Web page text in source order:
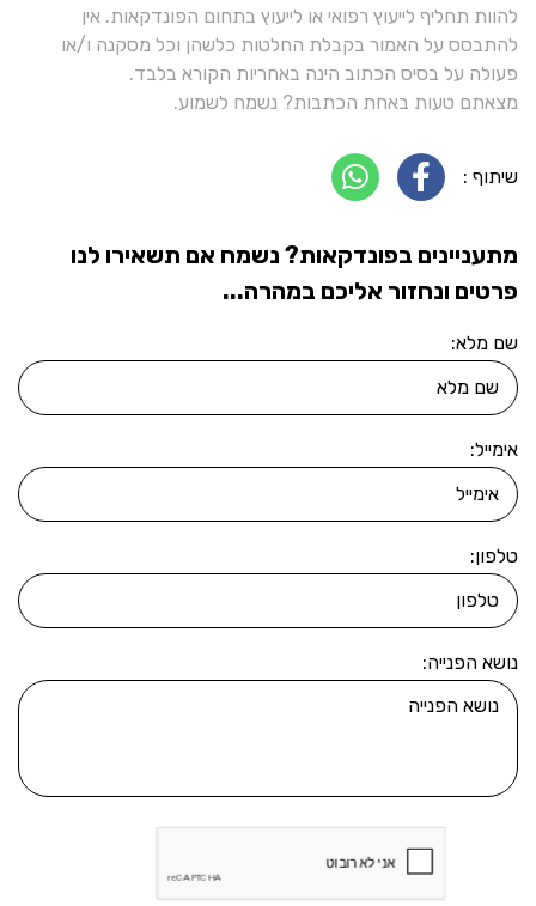
להוות תחליף לייעוץ רפואי או לייעוץ בתחום הפונדקאות. אין
להתבסס על האמור בקבלת החלטות כלשהן וכל מסקנה ו/או
פעולה על בסיס הכתוב הינה באחריות הקורא בלבד.
מצאתם טעות באחת הכתבות? נשמח לשמוע.
שיתוף :
מתעניינים בפונדקאות? נשמח אם תשאירו לנו
פרטים ונחזור אליכם במהרה...
שם מלא:
אימייל:
טלפון:
נושא הפנייה: